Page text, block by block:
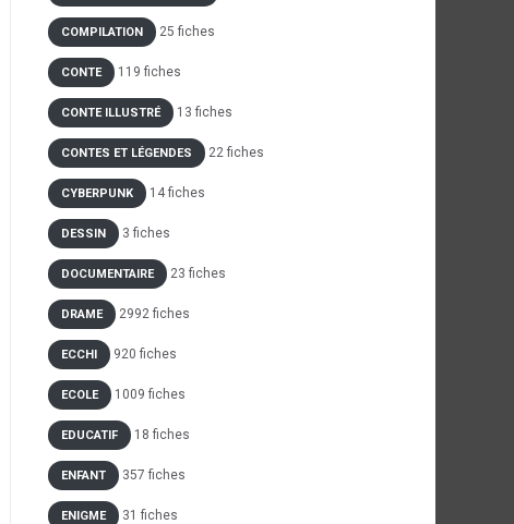
COMPILATION 25 fiches
CONTE 119 fiches
CONTE ILLUSTRÉ 13 fiches
CONTES ET LÉGENDES 22 fiches
CYBERPUNK 14 fiches
DESSIN 3 fiches
DOCUMENTAIRE 23 fiches
DRAME 2992 fiches
ECCHI 920 fiches
ECOLE 1009 fiches
EDUCATIF 18 fiches
ENFANT 357 fiches
ENIGME 31 fiches